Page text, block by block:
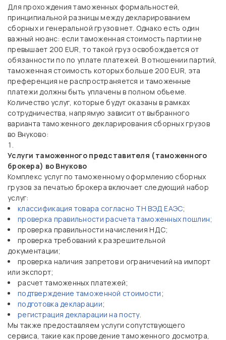
Для прохождения таможенных формальностей,
принципиальной разницы между декларированием
сборных и генеральной грузов нет. Однако есть один
важный нюанс: если таможенная стоимость партии не
превышает 200 EUR, то такой груз освобождается от
обязанности по по уплате платежей. В отношении партий,
таможенная стоимость которых больше 200 EUR, эта
преференция не распространяется и таможенные
платежи должны быть уплачены в полном объеме.
Количество услуг, которые будут оказаны в рамках
сотрудничества, напрямую зависит от выбранного
варианта таможенного декларирования сборных грузов
во Внуково:
Услуги таможенного представителя (таможенного
брокера) во Внуково
Комплекс услуг по таможенному оформлению сборных
грузов за печатью брокера включает следующий набор
услуг:
классификация товара согласно ТН ВЭД ЕАЭС;
проверка правильности расчета таможенных пошлин;
проверка правильности начисления НДС;
проверка требований к разрешительной
документации;
проверка наличия запретов и ограничений на импорт
или экспорт;
расчет таможенных платежей;
подтверждение таможенной стоимости;
подготовка декларации;
регистрация декларации на посту.
Мы также предоставляем услуги сопутствующего
сервиса, такие как проведение таможенного досмотра,